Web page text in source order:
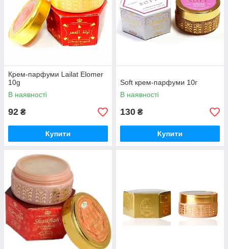
Крем-парфуми Lailat Elomer
10g
В наявності
92 ₴
Купити
Soft крем-парфуми 10г
В наявності
130 ₴
Купити